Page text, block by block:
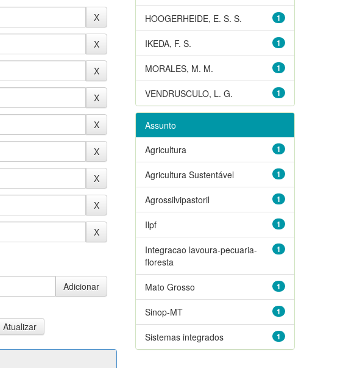
1
HOOGERHEIDE, E. S. S.
1
IKEDA, F. S.
1
MORALES, M. M.
1
VENDRUSCULO, L. G.
Assunto
1
Agricultura
1
Agricultura Sustentável
1
Agrossilvipastoril
1
Ilpf
1
Integracao lavoura-pecuaria-
floresta
1
Mato Grosso
1
Sinop-MT
1
Sistemas integrados